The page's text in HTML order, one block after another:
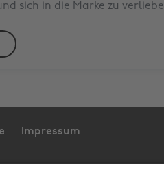
sich in die Marke zu
Impressum